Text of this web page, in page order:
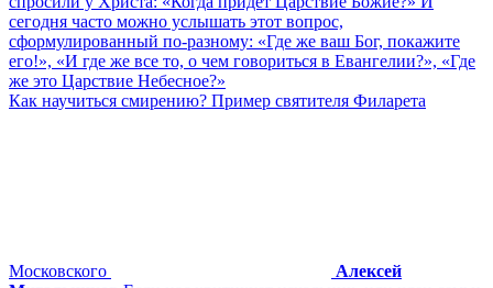
сегодня часто можно услышать этот вопрос,
сформулированный по-разному: «Где же ваш Бог, покажите
его!», «И где же все то, о чем говориться в Евангелии?», «Где
же это Царствие Небесное?»
Как научиться смирению? Пример святителя Филарета
Московского
Алексей